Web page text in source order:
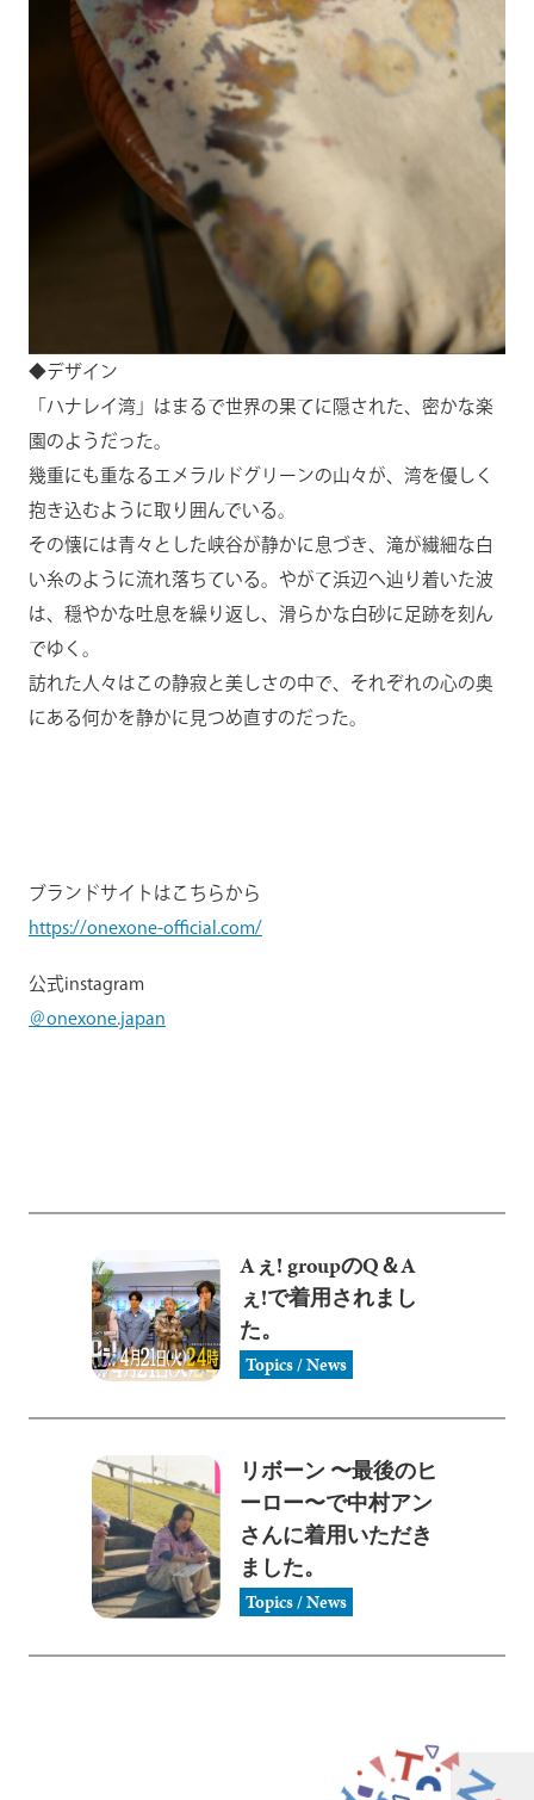
◆デザイン
「ハナレイ湾」はまるで世界の果てに隠された、密かな楽
園のようだった。
幾重にも重なるエメラルドグリーンの山々が、湾を優しく
抱き込むように取り囲んでいる。
その懐には青々とした峡谷が静かに息づき、滝が繊細な白
い糸のように流れ落ちている。やがて浜辺へ辿り着いた波
は、穏やかな吐息を繰り返し、滑らかな白砂に足跡を刻ん
でゆく。
訪れた人々はこの静寂と美しさの中で、それぞれの心の奥
にある何かを静かに見つめ直すのだった。
ブランドサイトはこちらから
https://onexone-official.com/
公式instagram
＠onexone.japan
Aぇ! groupのQ＆A
ぇ!で着用されまし
た。
Topics / News
リボーン 〜最後のヒ
ーロー〜で中村アン
さんに着用いただき
ました。
Topics / News